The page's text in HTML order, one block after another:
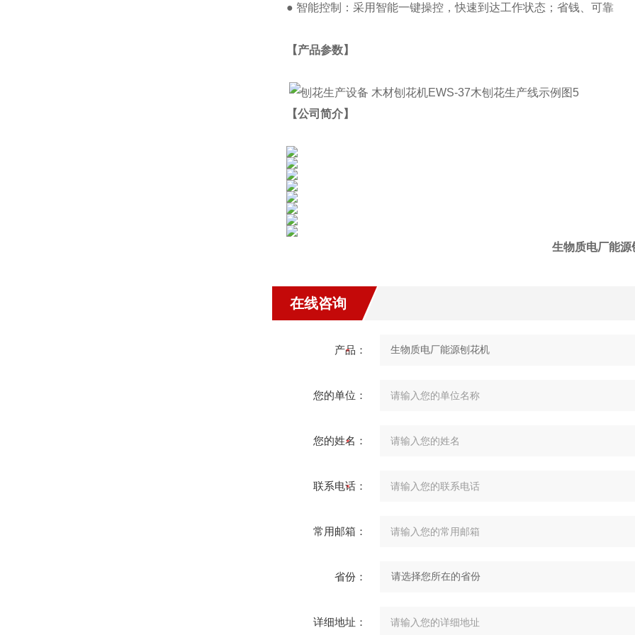
● 智能控制：采用智能一键操控，快速到达工作状态；省钱、可靠
【产品参数】
【公司简介】
生物质电厂能源
在线咨询
产品：
您的单位：
您的姓名：
联系电话：
常用邮箱：
省份：
详细地址：